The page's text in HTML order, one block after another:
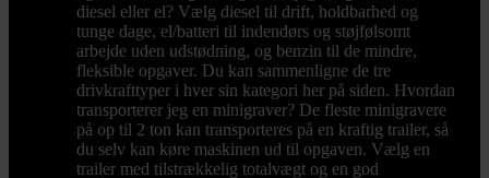
diesel eller el? Vælg diesel til drift, holdbarhed og
tunge dage, el/batteri til indendørs og støjfølsomt
arbejde uden udstødning, og benzin til de mindre,
fleksible opgaver. Du kan sammenligne de tre
drivkrafttyper i hver sin kategori her på siden. Hvordan
transporterer jeg en minigraver? De fleste minigravere
på op til 2 ton kan transporteres på en kraftig trailer, så
du selv kan køre maskinen ud til opgaven. Vælg en
trailer med tilstrækkelig totalvægt og en god